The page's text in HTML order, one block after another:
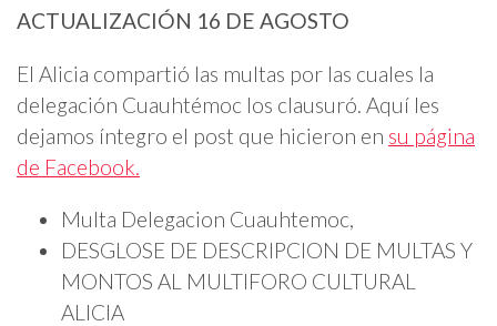
ACTUALIZACIÓN 16 DE AGOSTO
El Alicia compartió las multas por las cuales la
delegación Cuauhtémoc los clausuró. Aquí les
dejamos íntegro el post que hicieron en su página
de Facebook.
Multa Delegacion Cuauhtemoc,
DESGLOSE DE DESCRIPCION DE MULTAS Y
MONTOS AL MULTIFORO CULTURAL
ALICIA